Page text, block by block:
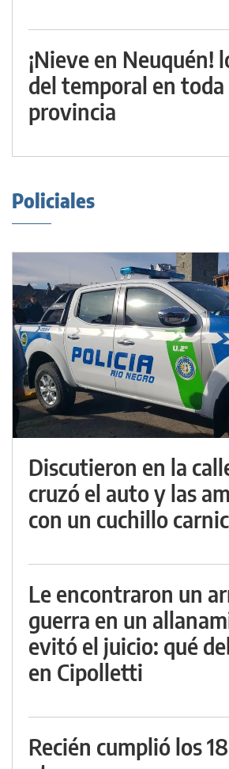
¡Nieve en Neuquén!
del temporal en toda
provincia
Policiales
Discutieron en la
cruzó el auto y las
con un cuchillo
Le encontraron un
guerra en un
evitó el juicio: qué
en Cipolletti
Recién cumplió los